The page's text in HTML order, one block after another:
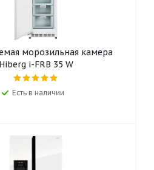
морозильная камера
Hiberg i-FRB 35 W
Есть в наличии